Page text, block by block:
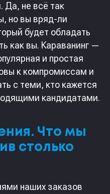
Да, не всё так
но вы вряд-ли
будет обладать
как вы. Караванинг —
и простая
к компромиссам и
с теми, кто кажется
кандидатами.
Что мы
столько
наших заказов